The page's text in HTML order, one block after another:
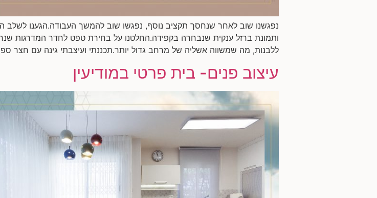
נפגשנו שוב לאחר שנחסך תקציב נוסף, נפגשו שוב להמשך העבודה.הגענו לשלב
ותמונת ברזל ענקית שנבחרה בקפידה.החלטנו על בחירת טפט לחדר המדרגות
ללבנות, מה שמשווה אשליה של מרחב גדול יותר.תכננתי ועיצבתי גינה עם חצר
עיצוב פנים- בית פרטי במודיעין